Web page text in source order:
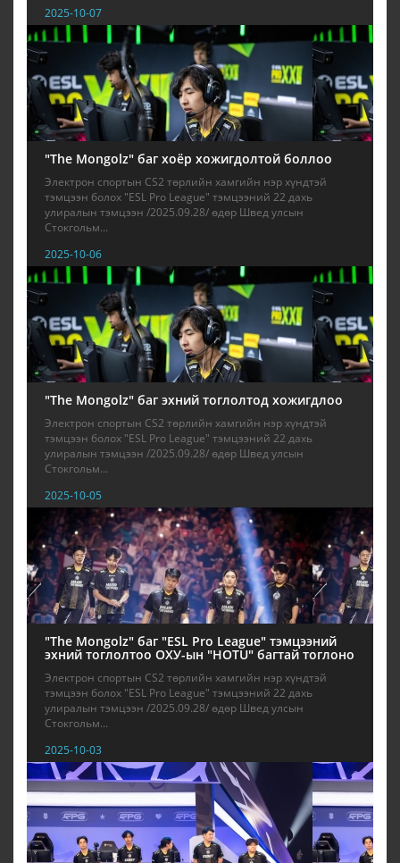
2025-10-07
"The Mongolz" баг хоёр хожигдолтой боллоо
Электрон спортын CS2 төрлийн хамгийн нэр хүндтэй
тэмцээн болох "ESL Pro League" тэмцээний 22 дахь
улиралын тэмцээн /2025.09.28/ өдөр Швед улсын
Стокгольм...
2025-10-06
"The Mongolz" баг эхний тоглолтод хожигдлоо
Электрон спортын CS2 төрлийн хамгийн нэр хүндтэй
тэмцээн болох "ESL Pro League" тэмцээний 22 дахь
улиралын тэмцээн /2025.09.28/ өдөр Швед улсын
Стокгольм...
2025-10-05
"The Mongolz" баг "ESL Pro League" тэмцээний
эхний тоглолтоо ОХУ-ын "HOTU" багтай тоглоно
Электрон спортын CS2 төрлийн хамгийн нэр хүндтэй
тэмцээн болох "ESL Pro League" тэмцээний 22 дахь
улиралын тэмцээн /2025.09.28/ өдөр Швед улсын
Стокгольм...
2025-10-03